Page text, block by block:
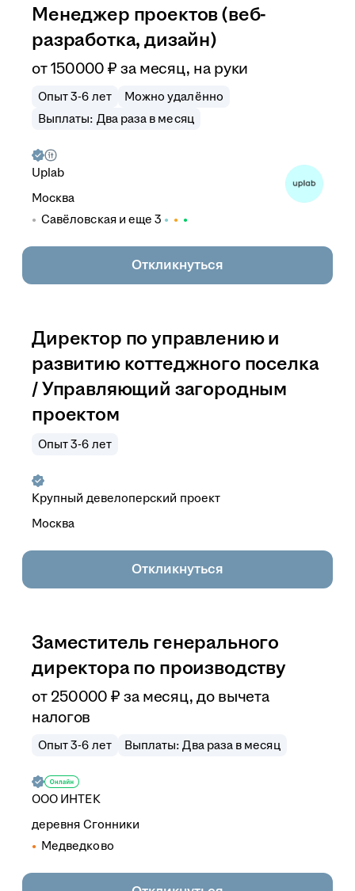
Менеджер проектов (веб-
разработка, дизайн)
от150 000 ₽ за месяц, на руки
Опыт 3-6 лет
Можно удалённо
Выплаты: Два раза в месяц
Uplab
Москва
Савёловская и еще 3
Откликнуться
Директор по управлению и
развитию коттеджного поселка
/ Управляющий загородным
проектом
Опыт 3-6 лет
Крупный девелоперский проект
Москва
Откликнуться
Заместитель генерального
директора по производству
от 250 000 ₽ за месяц, до вычета
налогов
Опыт 3-6 лет Выплаты: Два раза в месяц
ООО ИНТЕК
деревня Сгонники
Медведково